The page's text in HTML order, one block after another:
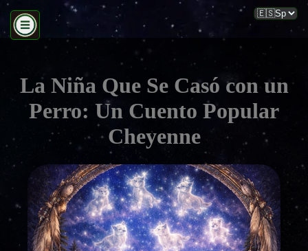
La Niña Que Se Casó con un
Perro: Un Cuento Popular
Cheyenne